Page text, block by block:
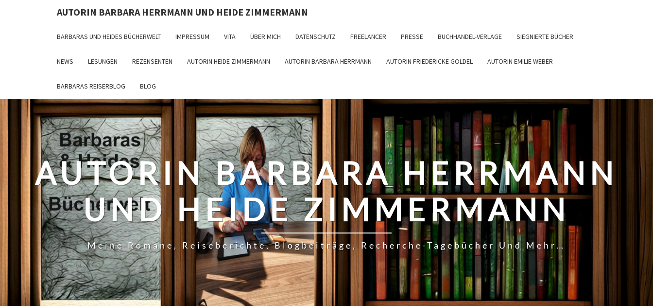
AUTORIN BARBARA HERRMANN UND HEIDE ZIMMERMANN
BARBARAS UND HEIDES BÜCHERWELT IMPRESSUM VITA ÜBER MICH DATENSCHUTZ FREELANCER PRESSE BUCHHANDEL-VERLAGE SIEGNIERTE BÜCHER
NEWS LESUNGEN REZENSENTEN AUTORIN HEIDE ZIMMERMANN AUTORIN BARBARA HERRMANN AUTORIN FRIEDERICKE GOLDEL AUTORIN EMILIE WEBER
BARBARAS REISERBLOG BLOG
AUTORIN BARBARA HERRMANN
UND HEIDE ZIMMERMANN
Meine Romane, Reiseberichte, Blogbeiträge, Recherche-Tagebücher Und Mehr…